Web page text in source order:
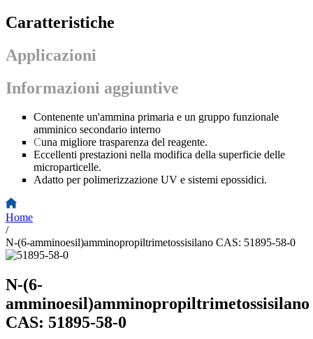
Caratteristiche
Applicazioni
Informazioni aggiuntive
Contenente un'ammina primaria e un gruppo funzionale
amminico secondario interno
Cuna migliore trasparenza del reagente.
Eccellenti prestazioni nella modifica della superficie delle
microparticelle.
Adatto per polimerizzazione UV e sistemi epossidici.
Home
/
N-(6-amminoesil)amminopropiltrimetossisilano CAS: 51895-58-0
N-(6-
amminoesil)amminopropiltrimetossisilano
CAS: 51895-58-0